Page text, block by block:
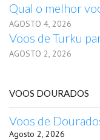
Qual o melhor
AGOSTO 4, 2026
Voos de Turku
AGOSTO 2, 2026
VOOS DOURADOS
Voos de
Agosto 2, 2026